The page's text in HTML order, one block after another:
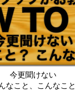
今更聞けない
なこと、こんなこと